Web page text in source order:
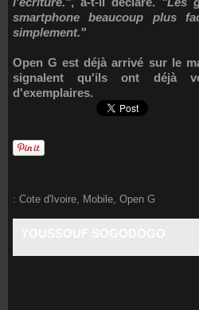
smartphone beaucoup plus
simplement."
Open G est déjà arrivé sur le
signalent qu'ils ont déjà
d'exemplaires.
: Cote d'Ivoire Mobile Open G